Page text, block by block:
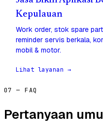
Kepulauan
Work order, stok spare
reminder servis berkala,
mobil & motor.
Lihat layanan →
07 — FAQ
Pertanyaan